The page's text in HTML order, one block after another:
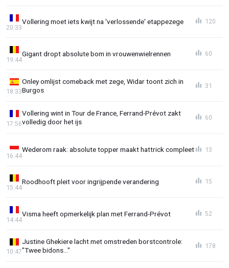
Vollering moet iets kwijt na 'verlossende' etappezege
20:33
120
Gigant dropt absolute bom in vrouwenwielrennen
19:44
60
Onley omlijst comeback met zege, Widar toont zich in
Burgos
18:33
31
Vollering wint in Tour de France, Ferrand-Prévot zakt
volledig door het ijs
17:56
60
Wederom raak: absolute topper maakt hattrick compleet
16:44
13
Roodhooft pleit voor ingrijpende verandering
15:44
15
Visma heeft opmerkelijk plan met Ferrand-Prévot
14:44
52
Justine Ghekiere lacht met omstreden borstcontrole:
"Twee bidons..."
10:47
178